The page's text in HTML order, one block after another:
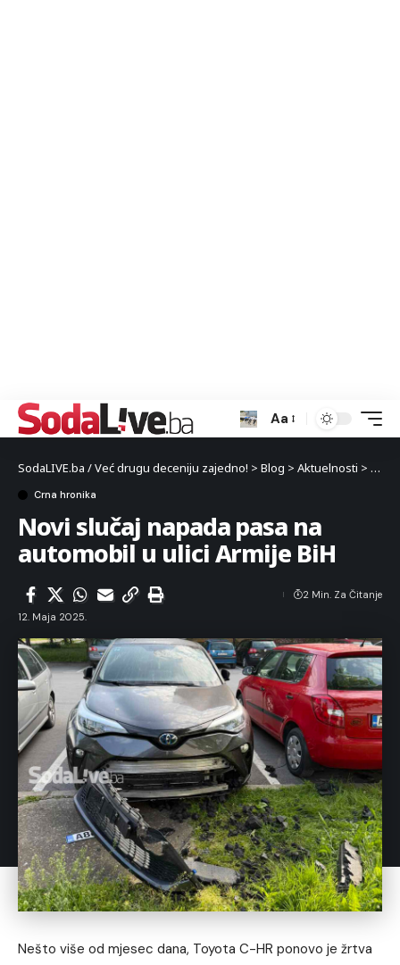
Aa
SodaLIVE.ba / Već drugu deceniju zajedno! > Blog > Aktuelnosti > Crna
Crna hronika
Novi slučaj napada pasa na
automobil u ulici Armije BiH
12. Maja 2025.
2 Min. Za Čitanje
Nešto više od mjesec dana, Toyota C-HR ponovo je žrtva